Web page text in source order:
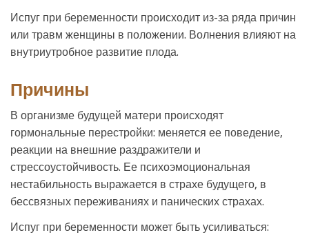
Испуг при беременности происходит из-за ряда причин
или травм женщины в положении. Волнения влияют на
внутриутробное развитие плода.
Причины
В организме будущей матери происходят
гормональные перестройки: меняется ее поведение,
реакции на внешние раздражители и
стрессоустойчивость. Ее психоэмоциональная
нестабильность выражается в страхе будущего, в
бессвязных переживаниях и панических страхах.
Испуг при беременности может быть усиливаться: